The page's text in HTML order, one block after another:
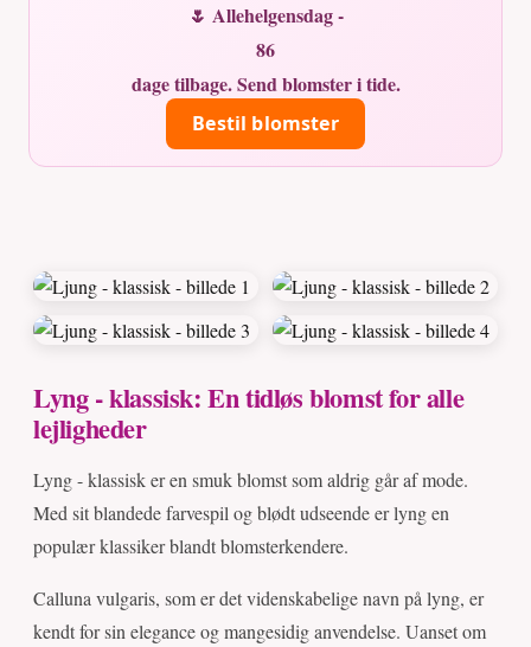
🌷 Allehelgensdag -
86
dage tilbage. Send blomster i tide.
Bestil blomster
Lyng - klassisk: En tidløs blomst for alle
lejligheder
Lyng - klassisk er en smuk blomst som aldrig går af mode.
Med sit blandede farvespil og blødt udseende er lyng en
populær klassiker blandt blomsterkendere.
Calluna vulgaris, som er det videnskabelige navn på lyng, er
kendt for sin elegance og mangesidig anvendelse. Uanset om